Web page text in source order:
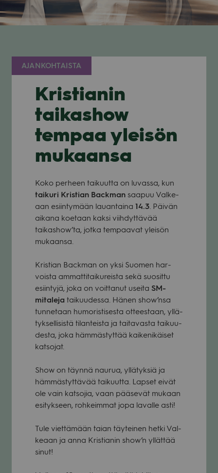
AJANKOHTAISTA
Kristianin
taikashow
tempaa yleisön
mukaansa
Koko per­heen tai­kuutta on luvassa, kun
tai­kuri Kris­tian Back­man saa­puu Val­ke­
aan esiin­ty­mään lau­an­taina 14.3. Päi­vän
aikana koe­taan kaksi viih­dyt­tä­vää
taikashow’ta, jotka tem­paa­vat ylei­sön
mukaansa.
Kris­tian Back­man on yksi Suo­men har­
voista ammat­ti­tai­ku­reista sekä suo­sittu
esiin­tyjä, joka on voit­ta­nut useita SM-
mita­leja tai­kuu­dessa. Hänen show’nsa
tun­ne­taan humo­ris­ti­sesta ottees­taan, yllä­
tyk­sel­li­sistä tilan­teista ja tai­ta­vasta tai­kuu­
desta, joka häm­mäs­tyt­tää kai­ke­ni­käi­set
kat­so­jat.
Show on täynnä nau­rua, yllä­tyk­siä ja
häm­mäs­tyt­tä­vää tai­kuutta. Lap­set eivät
ole vain kat­so­jia, vaan pää­se­vät mukaan
esi­tyk­seen, roh­keim­mat jopa lavalle asti!
Tule viet­tä­mään taian täy­tei­nen hetki Val­
ke­aan ja anna Kris­tia­nin show’n yllät­tää
sinut!